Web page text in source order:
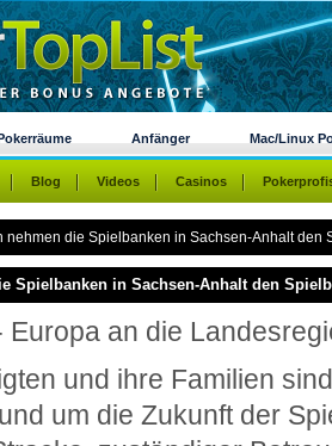
nehmen die Spielbanken in Sachsen-Anhalt den
Spielbanken in Sachsen-Anhalt den
Europa an die
und ihre Familien
um die Zukunft der
Anfänger Mac/Linux
Blog Videos Casinos